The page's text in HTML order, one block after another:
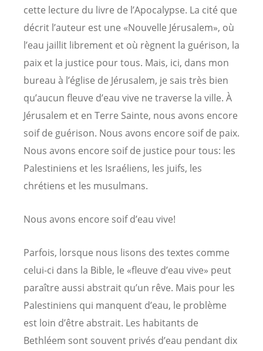
cette lecture du livre de l’Apocalypse. La cité que
décrit l’auteur est une «Nouvelle Jérusalem», où
l’eau jaillit librement et où règnent la guérison, la
paix et la justice pour tous. Mais, ici, dans mon
bureau à l’église de Jérusalem, je sais très bien
qu’aucun fleuve d’eau vive ne traverse la ville. À
Jérusalem et en Terre Sainte, nous avons encore
soif de guérison. Nous avons encore soif de paix.
Nous avons encore soif de justice pour tous: les
Palestiniens et les Israéliens, les juifs, les
chrétiens et les musulmans.
Nous avons encore soif d’eau vive!
Parfois, lorsque nous lisons des textes comme
celui-ci dans la Bible, le «fleuve d’eau vive» peut
paraître aussi abstrait qu’un rêve. Mais pour les
Palestiniens qui manquent d’eau, le problème
est loin d’être abstrait. Les habitants de
Bethléem sont souvent privés d’eau pendant dix